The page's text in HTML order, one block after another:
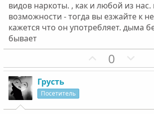
видов наркоты. , как и любой из нас.
возможности - тогда вы езжайте к
кажется что он употребляет. дыма
бывает
П
о
т
0
е
т
Грусть
Посетитель